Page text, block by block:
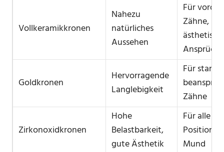
Vollkeramikkronen
Nahezu
natürliches
Aussehen
Für
Zähne,
Ansprüche
Goldkronen
Hervorragende
Langlebigkeit
Für stark
Zähne
Zirkonoxidkronen
Hohe
Belastbarkeit,
gute Ästhetik
Für alle
Mund